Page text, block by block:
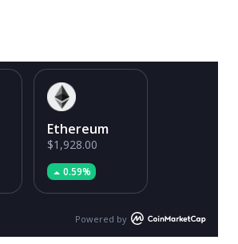
Ethereum
$1,928.00
0.59%
Powered by